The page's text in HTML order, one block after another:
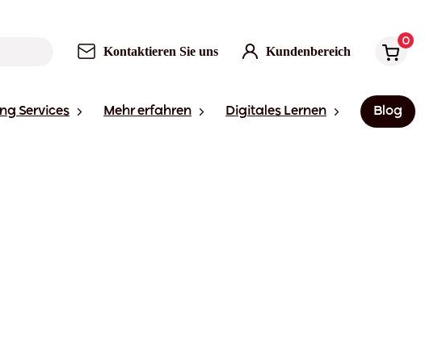
Kontaktieren Sie uns Kundenbereich
0
Services Mehr erfahren Digitales Lernen Blog